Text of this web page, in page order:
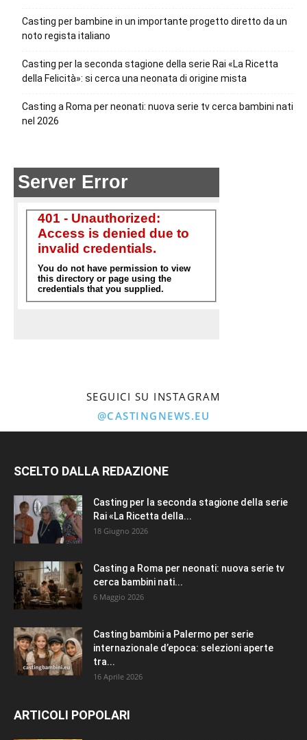
Casting per bambine in un importante progetto diretto da un
noto regista italiano
Casting per la seconda stagione della serie Rai «La Ricetta
della Felicità»: si cerca una neonata di origine mista
Casting a Roma per neonati: nuova serie tv cerca bambini nati
nel 2026
SEGUICI SU INSTAGRAM
@CASTINGNEWS.EU
SCELTO DALLA REDAZIONE
Casting per la seconda stagione della serie
Rai «La Ricetta della...
18 Giugno 2026
Casting a Roma per neonati: nuova serie tv
cerca bambini nati...
6 Maggio 2026
Casting bambini a Palermo per serie
internazionale d’epoca: selezioni aperte
tra...
16 Aprile 2026
ARTICOLI POPOLARI